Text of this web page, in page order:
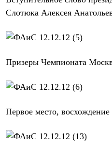
Теплое термобелье
Легкое термобелье
Брюки
Утепленная пухом
Комбинезоны
Брюки
Утепленная синтетикой
Куртки
Слотюка Алексея
Призеры Чемпионата
Первое место,